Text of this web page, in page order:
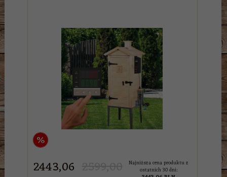
%
2443,06
Najniższa cena produktu z
ostatnich 30 dni: